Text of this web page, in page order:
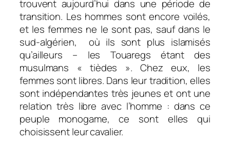
trouvent aujourd’hui dans une période de
transition. Les hommes sont encore voilés,
et les femmes ne le sont pas, sauf dans le
sud-algérien, où ils sont plus islamisés
qu’ailleurs – les Touaregs étant des
musulmans « tièdes ». Chez eux, les
femmes sont libres. Dans leur tradition, elles
sont indépendantes très jeunes et ont une
relation très libre avec l’homme : dans ce
peuple monogame, ce sont elles qui
choisissent leur cavalier.